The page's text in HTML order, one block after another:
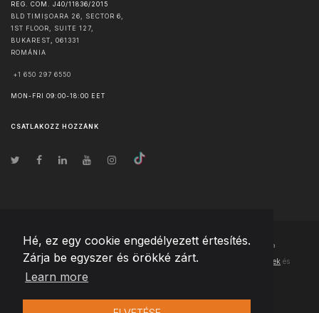
Hé, ez egy cookie engedélyezett értesítés.
Zárja be egyszer és örökké zárt.
Learn more
REG. COM. J40/11836/2015
BLD TIMIȘOARA 26, SECTOR 6,
1ST FLOOR, SUITE 127,
BUKAREST
061331
ROMÁNIA
+1 650 297 6550
MON-FRI 09:00-18:00 EET
CSATLAKOZZ HOZZÁNK
© Szerzői jog2026 Team Extension Hungary- Minden jog fenntartva
Changelog ● Ezen webhely használatával elfogadja Használati feltételek és